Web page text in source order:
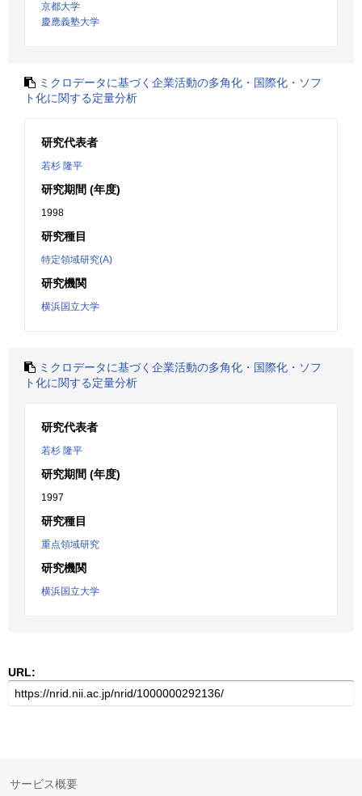
京都大学
慶應義塾大学
ミクロデータに基づく企業活動の多角化・国際化・ソフ
ト化に関する定量分析
研究代表者
若杉 隆平
研究期間 (年度)
1998
研究種目
特定領域研究(A)
研究機関
横浜国立大学
ミクロデータに基づく企業活動の多角化・国際化・ソフ
ト化に関する定量分析
研究代表者
若杉 隆平
研究期間 (年度)
1997
研究種目
重点領域研究
研究機関
横浜国立大学
URL:
サービス概要